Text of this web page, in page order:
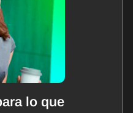
lo que